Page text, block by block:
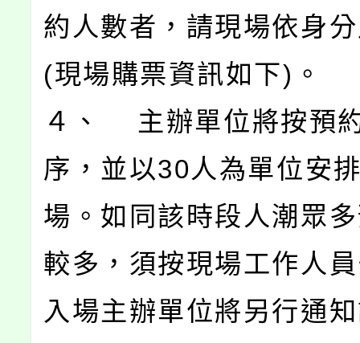
約人數者，請現場依身
(現場購票資訊如下)。
４、 主辦單位將按預
序，並以30人為單位安
場。如同該時段人潮眾
較多，須按現場工作人
入場主辦單位將另行通